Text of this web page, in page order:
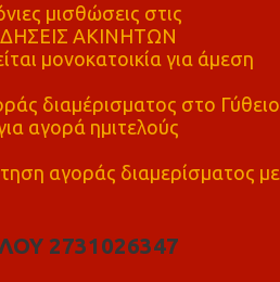
μισθώσεις στις
ΑΚΙΝΗΤΩΝ
μονοκατοικία για άμεση
διαμέρισματος στο Γύθειο
αγορά ημιτελούς
αγοράς διαμερίσματος με
2731026347